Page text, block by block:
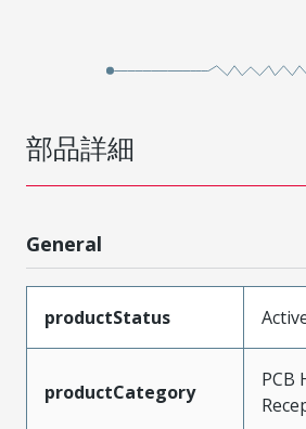
部品詳細
General
productStatus
productCategory
PCB